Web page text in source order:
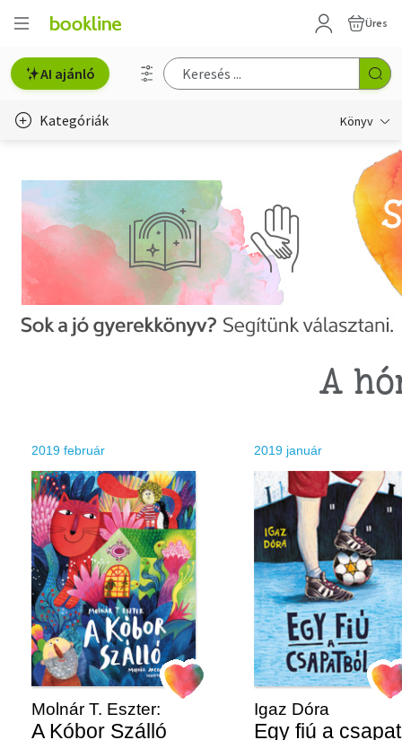
Üres
AI ajánló
Kategóriák Könyv
Erotika
Gyermek- és ifjúsági
Hobbi, szabadidő
Irodalom
Tankönyv, segédkönyv
Társadalomtudomány
Természettudomány
Történelem
Vallás
A
2019 február
Molnár T. Eszter:
A Kóbor Szálló
2019 január
Igaz Dóra
Egy fiú a